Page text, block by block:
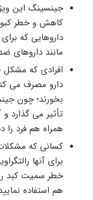
جینسینگ این
کاهش و خطر
داروهایی که
مانند داروهای
افرادی که مشکل
دارو مصرف می
بخورند؛ چون
تأثیر می گذارد
همراه هم فرد را
کسانی که
برای آنها
خطر سمیت کبد را
هم استفاده